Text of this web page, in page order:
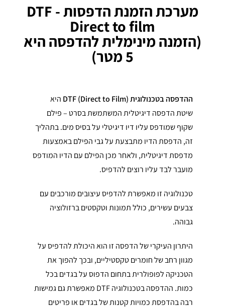
מערכת הזמנת הדפסות DTF -
Direct to film
(הזמנה מינימלית להדפסה היא
5 מטר)
ההדפסה בטכנולוגית DTF (Direct to Film)
היא
שיטת הדפסה דיגיטלית המשתמשת בסרט – פילם
שקוף שמודפס עליו דיו דיגיטלי על בסיס מים. בתהליך
זה, הדפסת הדיו מתבצעת על גבי הפילם באמצעות
מדפסת דיגיטלית, ולאחר מכן הפילם עם הדיו המודפס
מועבר לבד עליו רוצים להדפיס.
טכנולוגיה זו מאפשרת להדפיס עיצובים מורכבים עם
צבעים עשירים, כולל תמונות וטקסטים ברזולוציה
גבוהה.
היתרון העיקרי של הדפסה זו הוא היכולת להדפיס על
מגוון רחב של חומרים טקסטיליים, ובכך להפוך את
הטכניקה לפופולרית בתחום הדפוס על בגדים בכל
כמות. ההדפסה בטכנולוגיה DTF מאפשרת גם גמישות
רבה בהדפסת כמויות קטנות של בגדים או פריטים